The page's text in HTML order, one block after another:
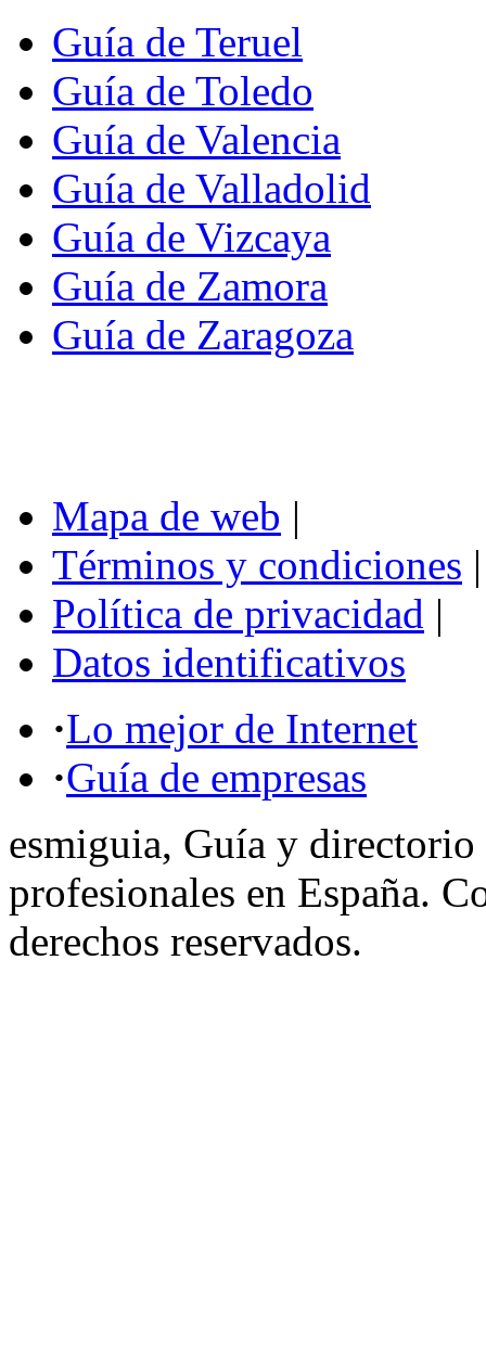
Guía de Teruel
Guía de Toledo
Guía de Valencia
Guía de Valladolid
Guía de Vizcaya
Guía de Zamora
Guía de Zaragoza
Mapa de web |
Términos y condiciones |
Política de privacidad |
Datos identificativos
·Lo mejor de Internet
·Guía de empresas
esmiguia, Guía y directorio
profesionales en España.
derechos reservados.